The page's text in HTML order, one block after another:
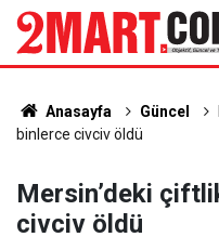
Anasayfa Güncel
binlerce civciv öldü
Mersin’deki
civciv öldü